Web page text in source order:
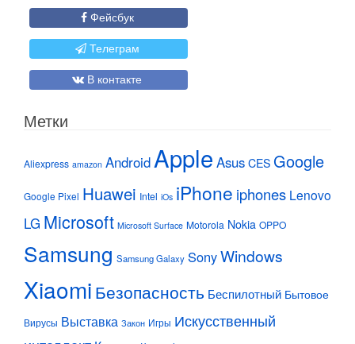
Фейсбук
Телеграм
В контакте
Метки
Aliexpress amazon Android Apple Asus CES Google
Google Pixel Huawei Intel iOs iPhone iphones Lenovo
LG Microsoft Microsoft Surface Motorola Nokia OPPO
Samsung Samsung Galaxy SonyWindows
Xiaomi Безопасность Беспилотный Бытовое
Вирусы Выставка Закон Игры Искусственный